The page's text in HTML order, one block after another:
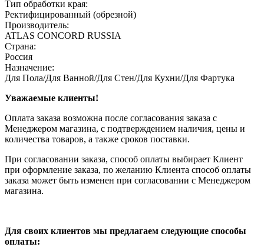
Тип обработки края:
Ректифицированный (обрезной)
Производитель:
ATLAS CONCORD RUSSIA
Страна:
Россия
Назначение:
Для Пола/Для Ванной/Для Стен/Для Кухни/Для Фартука
Уважаемые клиенты!
Оплата заказа возможна после согласования заказа с
Менеджером магазина, с подтверждением наличия, цены и
количества товаров, а также сроков поставки.
При согласовании заказа, способ оплаты выбирает Клиент
при оформление заказа, по желанию Клиента способ оплаты
заказа может быть изменен при согласовании с Менеджером
магазина.
Для своих клиентов мы предлагаем следующие способы
оплаты: